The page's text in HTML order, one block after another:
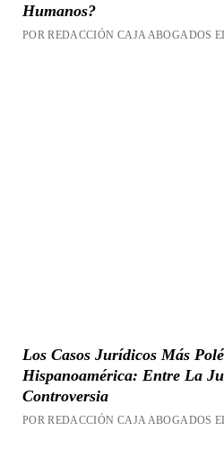
Humanos?
POR REDACCIÓN CAJA ABOGADOS
Los Casos Jurídicos Más
Hispanoamérica: Entre La
Controversia
POR REDACCIÓN CAJA ABOGADOS